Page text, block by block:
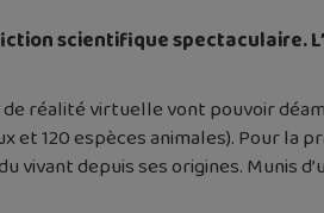
scientifique spectaculaire.
réalité virtuelle vont pouvoir
et 120 espèces animales). Pour
depuis ses origines. Munis